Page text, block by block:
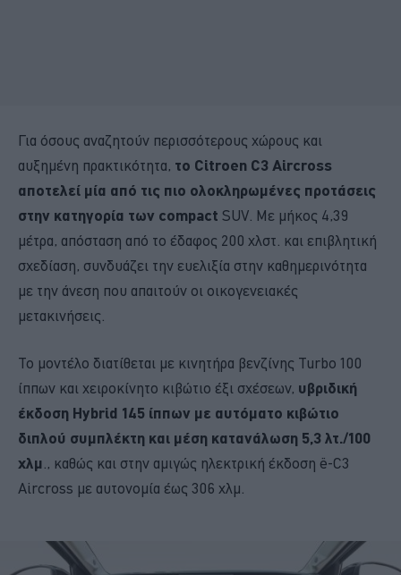
Για όσους αναζητούν περισσότερους χώρους και
αυξημένη πρακτικότητα, το Citroen C3 Aircross
αποτελεί μία από τις πιο ολοκληρωμένες προτάσεις
στην κατηγορία των compact SUV. Με μήκος 4,39
μέτρα, απόσταση από το έδαφος 200 χλστ. και επιβλητική
σχεδίαση, συνδυάζει την ευελιξία στην καθημερινότητα
με την άνεση που απαιτούν οι οικογενειακές
μετακινήσεις.
Το μοντέλο διατίθεται με κινητήρα βενζίνης Turbo 100
ίππων και χειροκίνητο κιβώτιο έξι σχέσεων, υβριδική
έκδοση Hybrid 145 ίππων με αυτόματο κιβώτιο
διπλού συμπλέκτη και μέση κατανάλωση 5,3 λτ./100
χλμ ., καθώς και στην αμιγώς ηλεκτρική έκδοση ë-C3
Aircross με αυτονομία έως 306 χλμ.